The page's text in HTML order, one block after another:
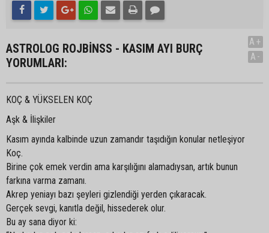
ASTROLOG ROJBİNSS - KASIM AYI BURÇ
YORUMLARI:
A+
A-
KOÇ & YÜKSELEN KOÇ
Aşk & İlişkiler
Kasım ayında kalbinde uzun zamandır taşıdığın konular netleşiyor
Koç.
Birine çok emek verdin ama karşılığını alamadıysan, artık bunun
farkına varma zamanı.
Akrep yeniayı bazı şeyleri gizlendiği yerden çıkaracak.
Gerçek sevgi, kanıtla değil, hissederek olur.
Bu ay sana diyor ki: